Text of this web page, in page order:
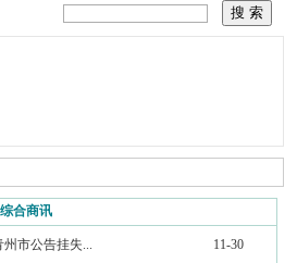
综合商讯
州市公告挂失...
11-30